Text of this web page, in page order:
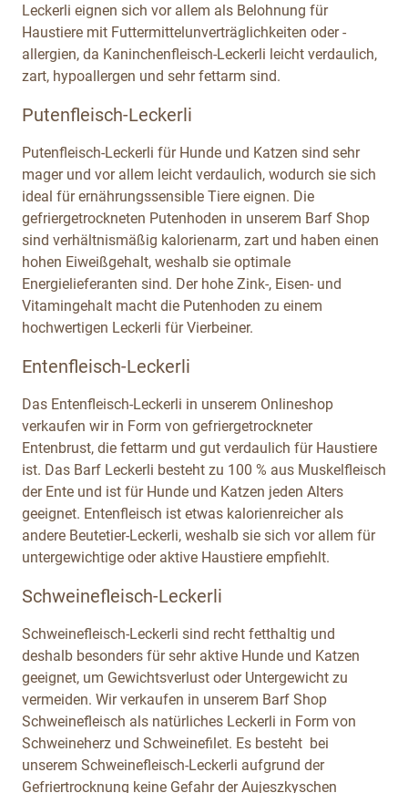
Leckerli eignen sich vor allem als Belohnung für
Haustiere mit Futtermittelunverträglichkeiten oder -
allergien, da Kaninchenfleisch-Leckerli leicht verdaulich,
zart, hypoallergen und sehr fettarm sind.
Putenfleisch-Leckerli
Putenfleisch-Leckerli für Hunde und Katzen sind sehr
mager und vor allem leicht verdaulich, wodurch sie sich
ideal für ernährungssensible Tiere eignen. Die
gefriergetrockneten Putenhoden in unserem Barf Shop
sind verhältnismäßig kalorienarm, zart und haben einen
hohen Eiweißgehalt, weshalb sie optimale
Energielieferanten sind. Der hohe Zink-, Eisen- und
Vitamingehalt macht die Putenhoden zu einem
hochwertigen Leckerli für Vierbeiner.
Entenfleisch-Leckerli
Das Entenfleisch-Leckerli in unserem Onlineshop
verkaufen wir in Form von gefriergetrockneter
Entenbrust, die fettarm und gut verdaulich für Haustiere
ist. Das Barf Leckerli besteht zu 100 % aus Muskelfleisch
der Ente und ist für Hunde und Katzen jeden Alters
geeignet. Entenfleisch ist etwas kalorienreicher als
andere Beutetier-Leckerli, weshalb sie sich vor allem für
untergewichtige oder aktive Haustiere empfiehlt.
Schweinefleisch-Leckerli
Schweinefleisch-Leckerli sind recht fetthaltig und
deshalb besonders für sehr aktive Hunde und Katzen
geeignet, um Gewichtsverlust oder Untergewicht zu
vermeiden. Wir verkaufen in unserem Barf Shop
Schweinefleisch als natürliches Leckerli in Form von
Schweineherz und Schweinefilet. Es besteht bei
unserem Schweinefleisch-Leckerli aufgrund der
Gefriertrocknung keine Gefahr der Aujeszkyschen